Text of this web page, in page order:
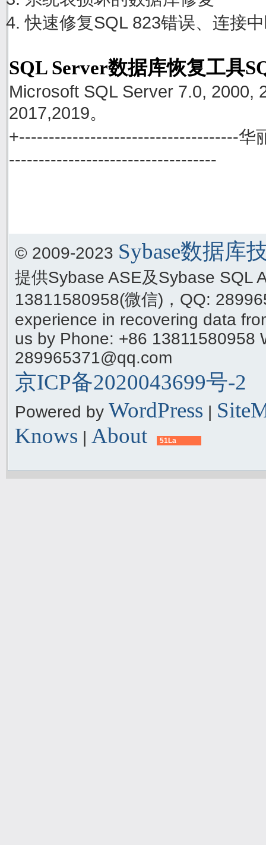
快速修复SQL 823错误、连接
SQL Server数据库恢复工具
Microsoft SQL Server 7.0, 2000,
2017,2019。
+-------------------------------------华
-----------------------------------
© 2009-2023 Sybase数据库
提供Sybase ASE及Sybase SQL
13811580958(微信)，QQ:
experience in recovering data
us by Phone: +86 13811580958
289965371@qq.com
京ICP备2020043699号-2
Powered by WordPress |
Knows | About 51La